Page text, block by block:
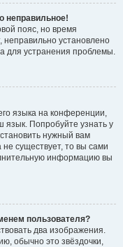
неправильное!
пояс, но время
установлено
для устранения проблемы.
языка на конференции,
язык. Попробуйте узнать у
нужный вам
не существует, то вы сами
информацию вы
пользователя?
два изображения.
обычно это звёздочки,